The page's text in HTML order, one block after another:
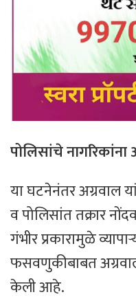
पोलिसांचे
या घटनेनंतर अग्रवाल
व पोलिसांत तक्रार
गंभीर प्रकारामुळे
फसवणुकीबाबत
केली आहे.